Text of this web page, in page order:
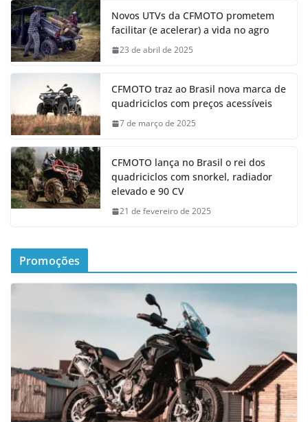
Novos UTVs da CFMOTO prometem
facilitar (e acelerar) a vida no agro
23 de abril de 2025
CFMOTO traz ao Brasil nova marca de
quadriciclos com preços acessíveis
7 de março de 2025
CFMOTO lança no Brasil o rei dos
quadriciclos com snorkel, radiador
elevado e 90 CV
21 de fevereiro de 2025
Promoções